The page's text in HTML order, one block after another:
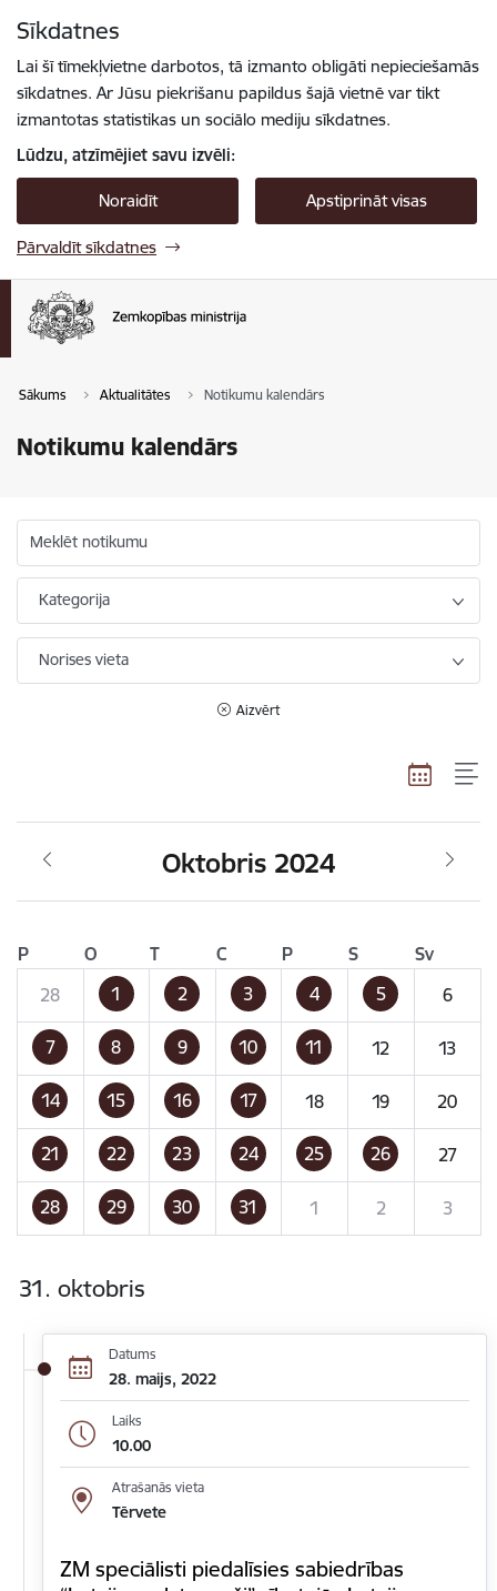
Sīkdatnes
Lai šī tīmekļvietne darbotos, tā izmanto obligāti nepieciešamās
sīkdatnes. Ar Jūsu piekrišanu papildus šajā vietnē var tikt
izmantotas statistikas un sociālo mediju sīkdatnes.
Lūdzu, atzīmējiet savu izvēli:
Noraidīt Apstiprināt visas
Pārvaldīt sīkdatnes
Sākums Aktualitātes Notikumu kalendārs
Notikumu kalendārs
Meklēt notikumu
Kategorija
Norises vieta
Aizvērt
Oktobris 2024
P O T C P S
Sv
28
1 2 3 4 5 6
7 8 9 10 11 12 13
14 15 16 17 18 19 20
21 22 23 24 25 26 27
28 29 30 31 1 2 3
31. oktobris
Datums
28. maijs, 2022
Laiks
10.00
Atrašanās vieta
Tērvete
ZM speciālisti piedalīsies sabiedrības